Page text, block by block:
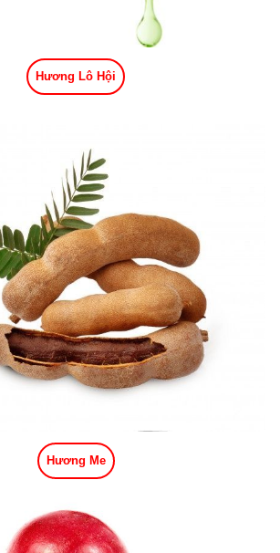
Hương Lô Hội
Hương Me